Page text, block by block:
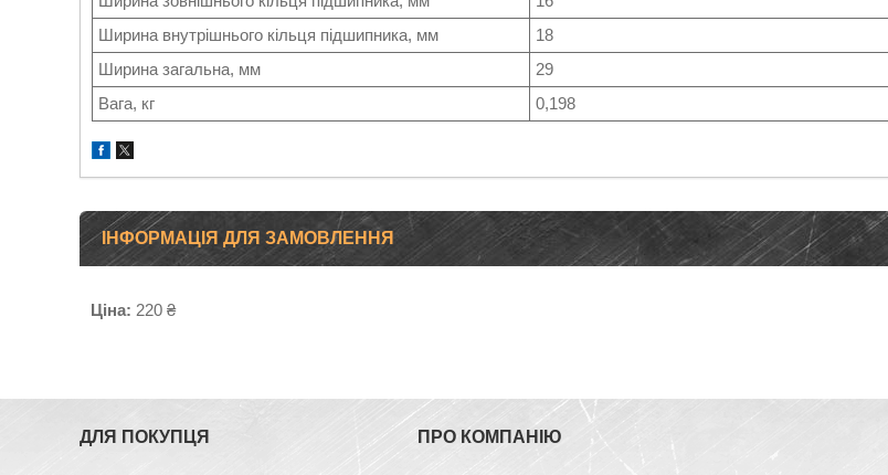
Ширина внутрішнього кільця підшипника, мм
18
Ширина загальна, мм
29
Вага, кг
0,198
ІНФОРМАЦІЯ ДЛЯ ЗАМОВЛЕННЯ
Ціна: 220 ₴
ДЛЯ ПОКУПЦЯ ПРО КОМПАНІЮ